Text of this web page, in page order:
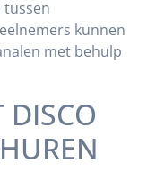
tussen
kunnen
met behulp